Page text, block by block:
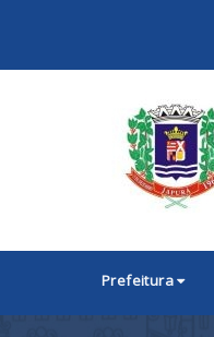
Prefeitura